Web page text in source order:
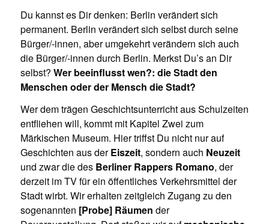
Du kannst es Dir denken: Berlin verändert sich
permanent. Berlin verändert sich selbst durch seine
Bürger/-innen, aber umgekehrt verändern sich auch
die Bürger/-innen durch Berlin. Merkst Du’s an Dir
selbst? Wer beeinflusst wen?: die Stadt den
Menschen oder der Mensch die Stadt?
Wer dem trägen Geschichtsunterricht aus Schulzeiten
entfliehen will, kommt mit Kapitel Zwei zum
Märkischen Museum. Hier triffst Du nicht nur auf
Geschichten aus derEiszeit, sondern auch Neuzeit
und zwar die des Berliner Rappers Romano, der
derzeit im TV für ein öffentliches Verkehrsmittel der
Stadt wirbt. Wir erhalten zeitgleich Zugang zu den
sogenannten [Probe] Räumen der